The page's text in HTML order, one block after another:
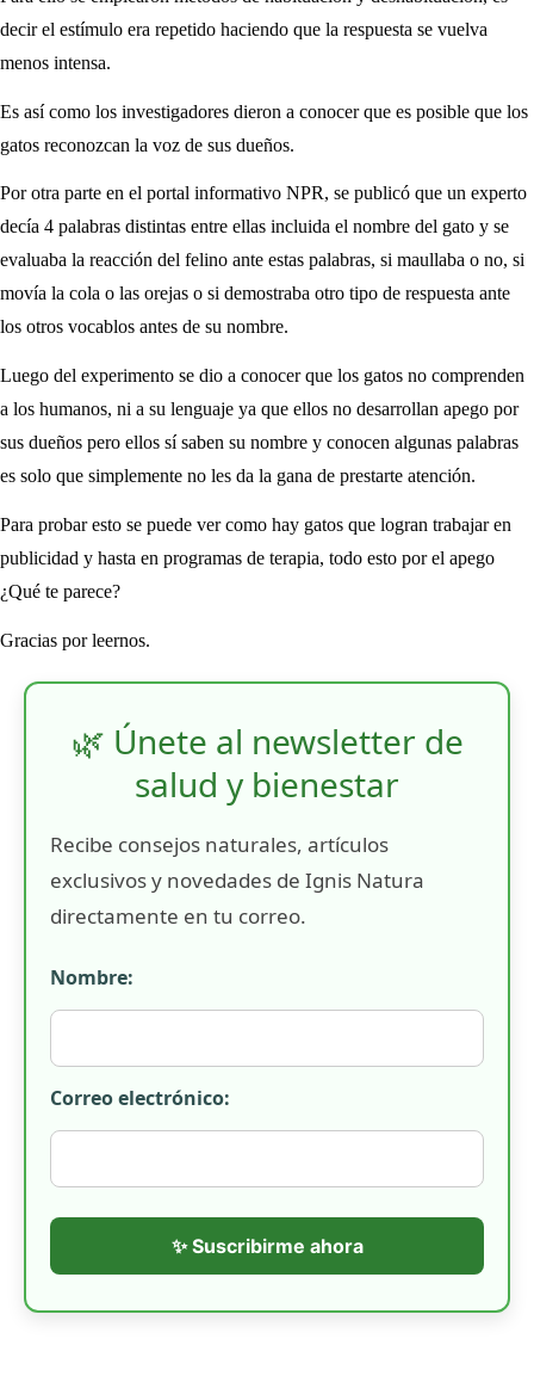
decir el estímulo era repetido haciendo que la respuesta se vuelva
menos intensa.
Es así como los investigadores dieron a conocer que es posible que los
gatos reconozcan la voz de sus dueños.
Por otra parte en el portal informativo NPR, se publicó que un experto
decía 4 palabras distintas entre ellas incluida el nombre del gato y se
evaluaba la reacción del felino ante estas palabras, si maullaba o no, si
movía la cola o las orejas o si demostraba otro tipo de respuesta ante
los otros vocablos antes de su nombre.
Luego del experimento se dio a conocer que los gatos no comprenden
a los humanos, ni a su lenguaje ya que ellos no desarrollan apego por
sus dueños pero ellos sí saben su nombre y conocen algunas palabras
es solo que simplemente no les da la gana de prestarte atención.
Para probar esto se puede ver como hay gatos que logran trabajar en
publicidad y hasta en programas de terapia, todo esto por el apego
¿Qué te parece?
Gracias por leernos.
🌿 Únete al newsletter de
salud y bienestar
Recibe consejos naturales, artículos
exclusivos y novedades de Ignis Natura
directamente en tu correo.
Nombre:
Correo electrónico:
✨ Suscribirme ahora